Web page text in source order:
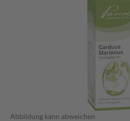
Abbildung kann abweichen